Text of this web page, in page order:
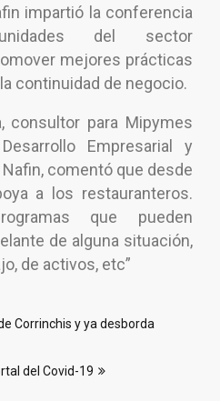
impartió la conferencia
del sector
mejores prácticas
continuidad de negocio.
consultor para Mipymes
Empresarial y
comentó que desde
a los restauranteros.
que pueden
de alguna situación,
de activos, etc”
Corrinchis y ya desborda
del Covid-19